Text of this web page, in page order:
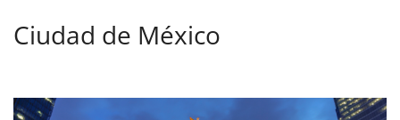
Ciudad de México